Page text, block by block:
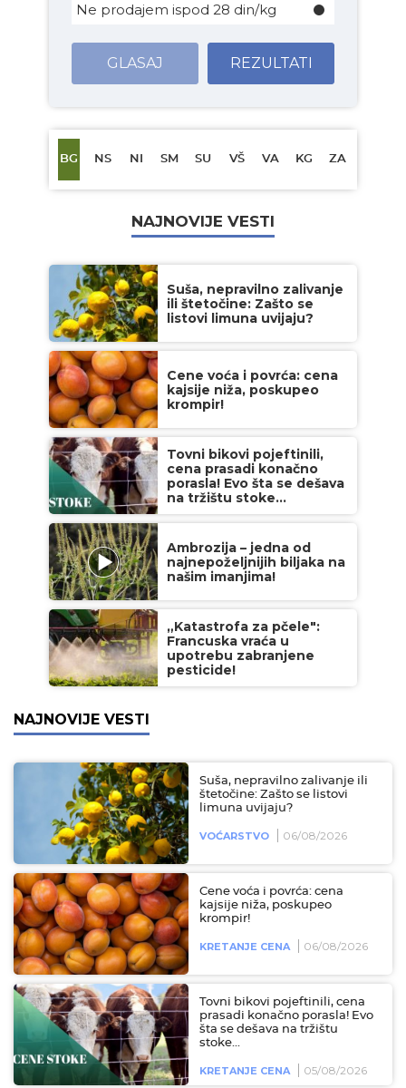
Ne prodajem ispod 28 din/kg
GLASAJ REZULTATI
BG NS NI SM SU VŠ VA KG ZA
NAJNOVIJE VESTI
Suša, nepravilno zalivanje
ili štetočine: Zašto se
listovi limuna uvijaju?
Cene voća i povrća: cena
kajsije niža, poskupeo
krompir!
Tovni bikovi pojeftinili,
cena prasadi konačno
porasla! Evo šta se dešava
na tržištu stoke...
Ambrozija – jedna od
najnepoželjnijih biljaka na
našim imanjima!
„Katastrofa za pčele":
Francuska vraća u
upotrebu zabranjene
pesticide!
NAJNOVIJE VESTI
Suša, nepravilno zalivanje ili
štetočine: Zašto se listovi
limuna uvijaju?
VOĆARSTVO 06/08/2026
Cene voća i povrća: cena
kajsije niža, poskupeo
krompir!
KRETANJE CENA 06/08/2026
Tovni bikovi pojeftinili, cena
prasadi konačno porasla! Evo
šta se dešava na tržištu
stoke...
KRETANJE CENA 05/08/2026